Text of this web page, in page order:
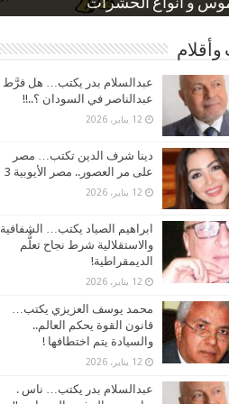
و أنواع الحشرات
بعد ارتفاع الأسعار
نسبة الطلاق في مصر
كاركاتيرية
كاركاتيرية
وأقلام
عبدالسلام بدر يكتب… هل فرَّط
عبدالناصر في السودان ؟..!!
12 يناير، 2026
دينا شرف الدين تكتب… مصر
على مر العصور.. مصر الأيوبية 3
12 يناير، 2026
ابراهيم الصياد يكتب… الشفافية
والاستقلالية شرط نجاح تعلُّم
الديمقراطية!
12 يناير، 2026
محمد يوسف العزيزي يكتب…
قانون القوة يحكم العالم..
والسيادة يتم اختطافها !
12 يناير، 2026
عبدالسلام بدر يكتب… ناس .